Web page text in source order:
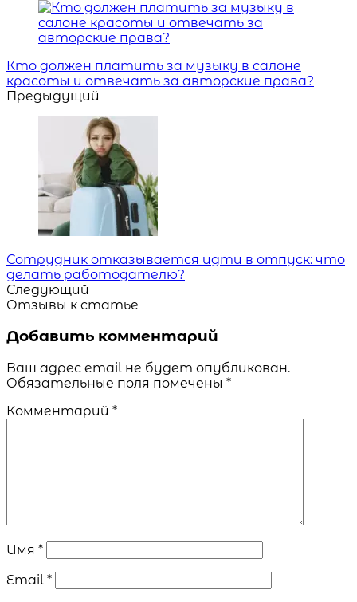
Навигация
Кто должен платить за музыку в салоне
красоты и отвечать за авторские права?
Предыдущий
Сотрудник отказывается идти в отпуск: что
делать работодателю?
Следующий
Отзывы к статье
Добавить комментарий
Ваш адрес email не будет опубликован.
Обязательные поля помечены *
Комментарий *
Имя *
Email *